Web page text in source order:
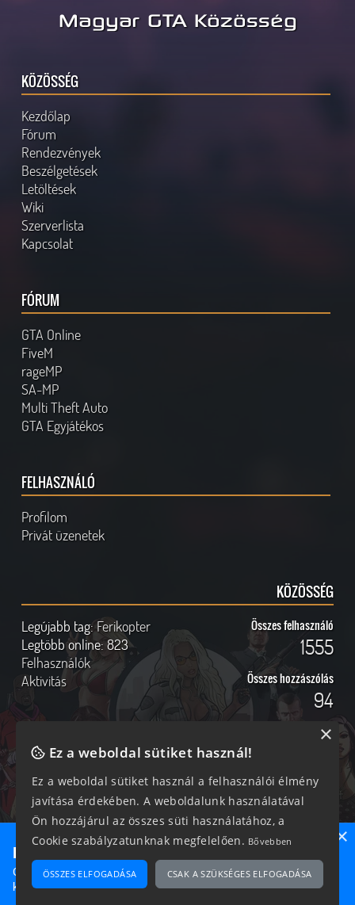
Magyar GTA Közösség
KÖZÖSSÉG
Kezdőlap
Fórum
Rendezvények
Beszélgetések
Letöltések
Wiki
Szerverlista
Kapcsolat
FÓRUM
GTA Online
FiveM
rageMP
SA-MP
Multi Theft Auto
GTA Egyjátékos
FELHASZNÁLÓ
Profilom
Privát üzenetek
KÖZÖSSÉG
Legújabb tag:Ferikopter
Legtöbb online:823
Felhasználók
Aktivitás
Összes felhasználó
1555
Összes hozzászólás
94
Online felhasználók
214 vendég, 0 tag
Kövess Minket!
2026 © Magyar GTA Közösség
Ne maradj le semmiről!
Csatlakozz most hozzánk, hogy megtudd, milyen egy igazi
közösséghez tartozni!
×
Ez a weboldal sütiket használ!
Ez a weboldal sütiket használ a felhasználói élmény
javítása érdekében. A weboldalunk használatával
Ön hozzájárul az összes süti használatához, a
Cookie szabályzatunknak megfelelően. Bővebben
ÖSSZES ELFOGADÁSA CSAK A SZÜKSÉGES ELFOGADÁSA
×